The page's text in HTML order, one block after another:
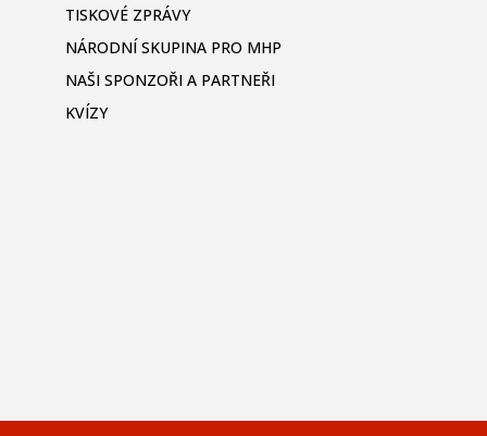
TISKOVÉ ZPRÁVY
NÁRODNÍ SKUPINA PRO MHP
NAŠI SPONZOŘI A PARTNEŘI
KVÍZY